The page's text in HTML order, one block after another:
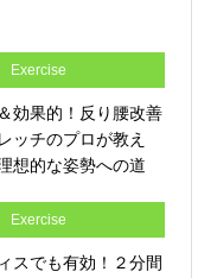
Exercise
効果的！反り腰改善
ッチのプロが教え
想的な姿勢への道
Exercise
スでも有効！２分間